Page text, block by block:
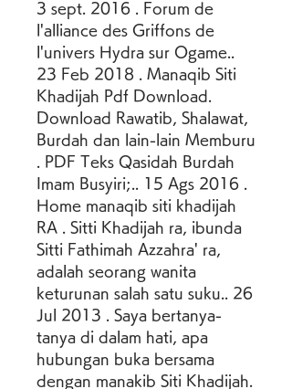
3 sept. 2016 . Forum de
l'alliance des Griffons de
l'univers Hydra sur Ogame..
23 Feb 2018 . Manaqib Siti
Khadijah Pdf Download.
Download Rawatib, Shalawat,
Burdah dan lain-lain Memburu
. PDF Teks Qasidah Burdah
Imam Busyiri;.. 15 Ags 2016 .
Home manaqib siti khadijah
RA . Sitti Khadijah ra, ibunda
Sitti Fathimah Azzahra' ra,
adalah seorang wanita
keturunan salah satu suku.. 26
Jul 2013 . Saya bertanya-
tanya di dalam hati, apa
hubungan buka bersama
dengan manakib Siti Khadijah.